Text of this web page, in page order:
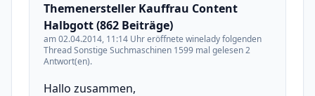
Themenersteller Kauffrau Content
Halbgott (862 Beiträge)
am 02.04.2014, 11:14 Uhr eröffnete winelady folgenden
Thread Sonstige Suchmaschinen 1599 mal gelesen 2
Antwort(en).
Hallo zusammen,